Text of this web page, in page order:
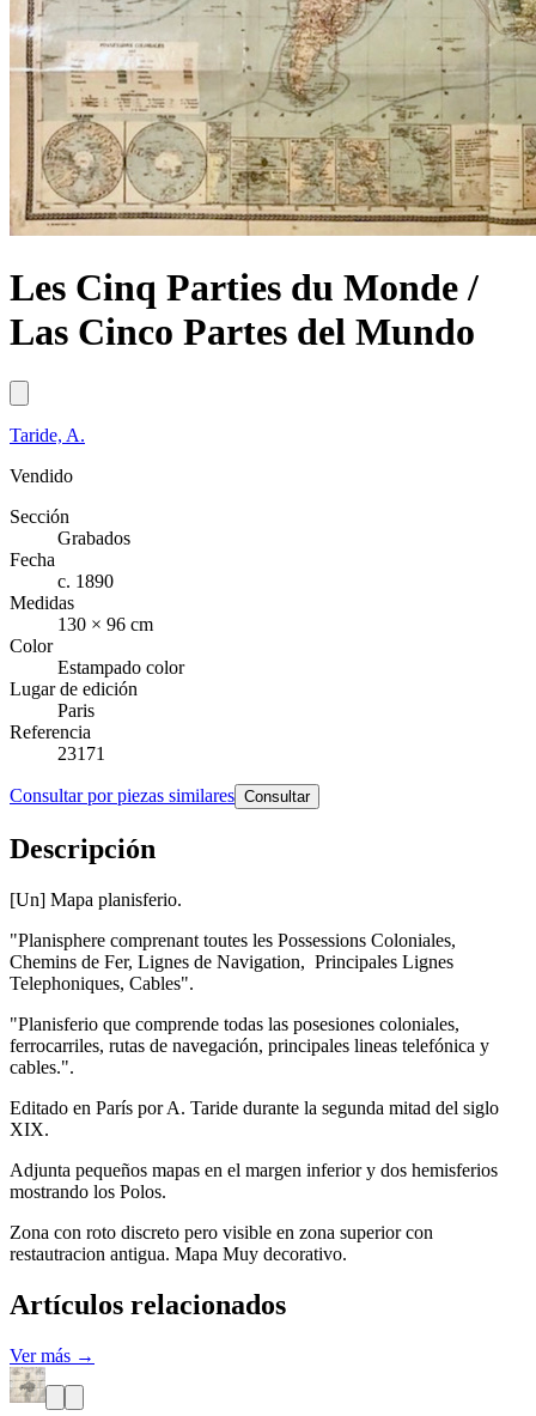
Les Cinq Parties du Monde /
Las Cinco Partes del Mundo
Taride, A.
Vendido
Sección
Grabados
Fecha
c. 1890
Medidas
130 × 96 cm
Color
Estampado color
Lugar de edición
Paris
Referencia
23171
Consultar por piezas similares Consultar
Descripción
[Un] Mapa planisferio.
"Planisphere comprenant toutes les Possessions Coloniales,
Chemins de Fer, Lignes de Navigation, Principales Lignes
Telephoniques, Cables".
"Planisferio que comprende todas las posesiones coloniales,
ferrocarriles, rutas de navegación, principales lineas telefónica y
cables.".
Editado en París por A. Taride durante la segunda mitad del siglo
XIX.
Adjunta pequeños mapas en el margen inferior y dos hemisferios
mostrando los Polos.
Zona con roto discreto pero visible en zona superior con
restautracion antigua. Mapa Muy decorativo.
Artículos relacionados
Ver más →